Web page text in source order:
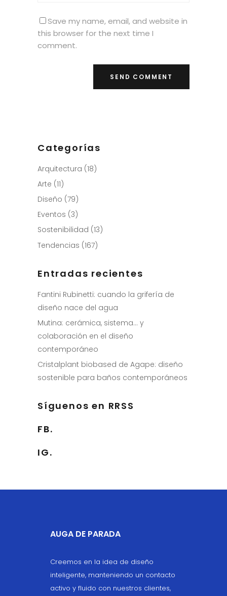
Save my name, email, and website in
this browser for the next time I
comment.
Categorías
Arquitectura (18)
Arte (11)
Diseño (79)
Eventos (3)
Sostenibilidad (13)
Tendencias (167)
Entradas recientes
Fantini Rubinetti: cuando la grifería de
diseño nace del agua
Mutina: cerámica, sistema… y
colaboración en el diseño
contemporáneo
Cristalplant biobased de Agape: diseño
sostenible para baños contemporáneos
Síguenos en RRSS
FB.
IG.
AUGA DE PARADA
Creemos en la idea de diseño
inteligente, manteniendo un contacto
activo y fluido con nuestros clientes,